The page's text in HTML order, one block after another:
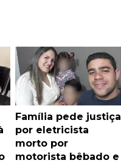
Família pede justiça
por eletricista
morto por
motorista bêbado e